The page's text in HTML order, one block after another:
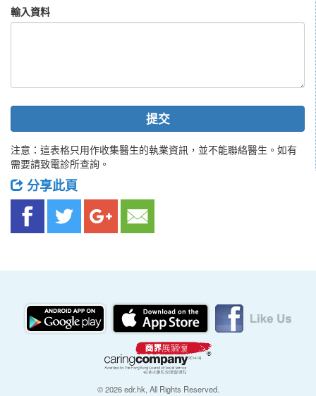
輸入資料
提交
注意：這表格只用作收集醫生的執業資訊，並不能聯絡醫生。如有
需要請致電診所查詢。
分享此頁
© 2026 edr.hk, All Rights Reserved.